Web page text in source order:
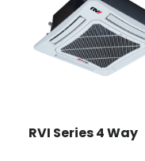
RVI Series 4 Way